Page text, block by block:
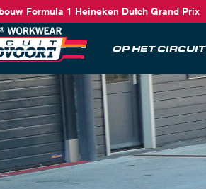
Formula 1 Heineken Dutch Grand Prix
OP HET CIRCUIT